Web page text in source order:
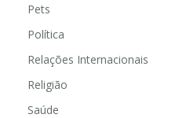
Pets
Política
Relações Internacionais
Religião
Saúde